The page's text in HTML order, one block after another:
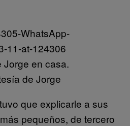
Jorge en casa.
de Jorge
que explicarle a sus
pequeños, de tercero